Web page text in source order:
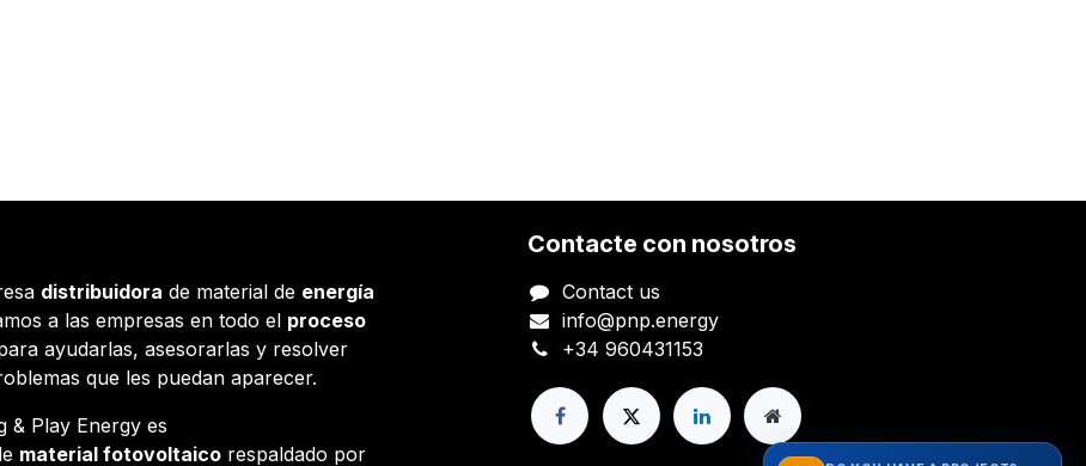
distribuidora de material de energía
a las empresas en todo el proceso
ayudarlas, asesorarlas y resolver
que les puedan aparecer.
& Play Energy es
material fotovoltaico respaldado por
Contacte con nosotros
Contact us
info@pnp.energy
+34 960431153